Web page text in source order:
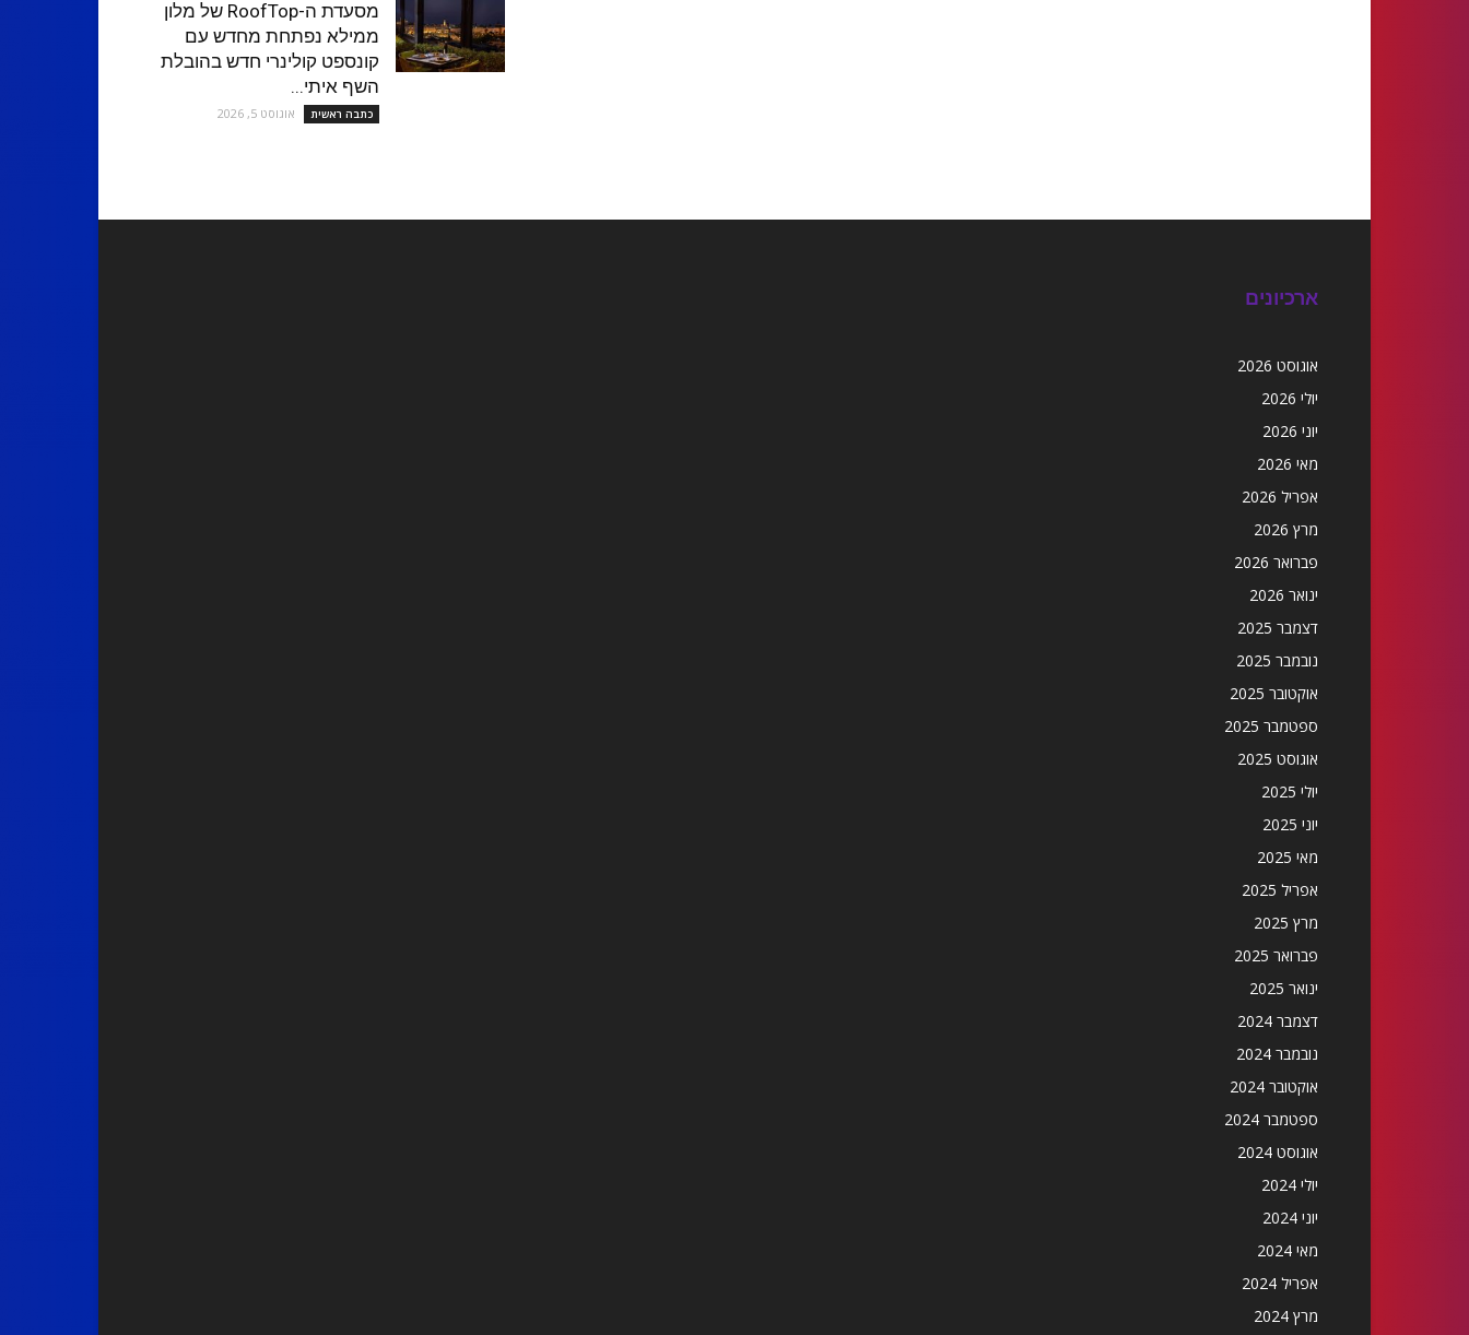
מסעדת ה-RoofTop של מלון
ממילא נפתחת מחדש עם
קונספט קולינרי חדש בהובלת
השף איתי...
כתבה ראשית אוגוסט 5, 2026
ארכיונים
אוגוסט 2026
יולי 2026
יוני 2026
מאי 2026
אפריל 2026
מרץ 2026
פברואר 2026
ינואר 2026
דצמבר 2025
נובמבר 2025
אוקטובר 2025
ספטמבר 2025
אוגוסט 2025
יולי 2025
יוני 2025
מאי 2025
אפריל 2025
מרץ 2025
פברואר 2025
ינואר 2025
דצמבר 2024
נובמבר 2024
אוקטובר 2024
ספטמבר 2024
אוגוסט 2024
יולי 2024
יוני 2024
מאי 2024
אפריל 2024
מרץ 2024